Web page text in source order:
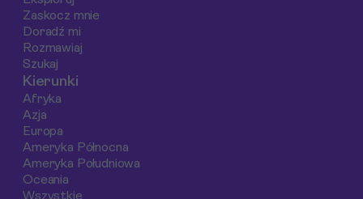
Zaskocz mnie
Doradź mi
Rozmawiaj
Szukaj
Kierunki
Afryka
Azja
Europa
Ameryka Północna
Ameryka Południowa
Oceania